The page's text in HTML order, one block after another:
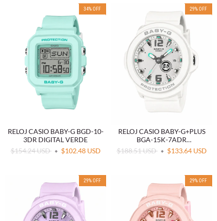
34% OFF
RELOJ CASIO BABY-G BGD-10-
3DR DIGITAL VERDE
$154.24 USD
$102.48 USD
29% OFF
RELOJ CASIO BABY-G+PLUS
BGA-15K-7ADR
CONVERTIBLE BLANCO
$188.51 USD $133.64 USD
29% OFF 29% OFF